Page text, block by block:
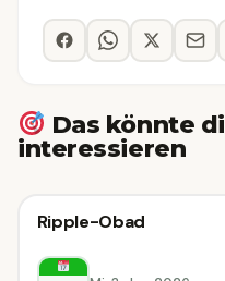
Das könnte
interessieren
Sonstiges
Düns
Sonstiges
Ripple-Obad